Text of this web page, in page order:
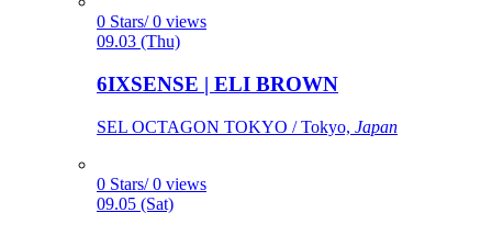
0 Stars/ 0 views
09.03 (Thu)
6IXSENSE | ELI BROWN
SEL OCTAGON TOKYO / Tokyo, Japan
0 Stars/ 0 views
09.05 (Sat)